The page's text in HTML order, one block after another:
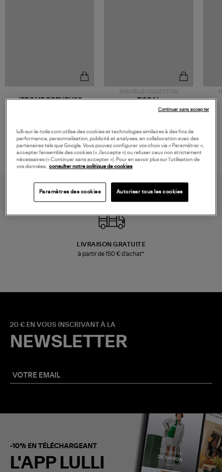
JEROME DREYFUSS
NOUVELLE COLLECTION
TORAL
Mocassins Killian Sport
LIVRAISON GRATUITE
à partir de 150 € d'achat*
20 € EN VOUS INSCRIVANT À LA
NEWSLETTER
-10% EN TÉLÉCHARGEANT
L'APP LULLI
lulli-sur-la-toile.com utilise des cookies et technologies similaires à des fins de
performance, personnalisation, publicité et analyses, en collaboration avec des
partenaires tels que Google. Vous pouvez configurer vos choix via « Paramétrer »,
accepter l’ensemble des cookies (« J’accepte ») ou refuser ceux non strictement
nécessaires (« Continuer sans accepter »). Pour en savoir plus sur l’utilisation de
vos données, consulter notre politique de cookies
Paramètres des cookies Autoriser tous les cookies
Continuer sans accepter